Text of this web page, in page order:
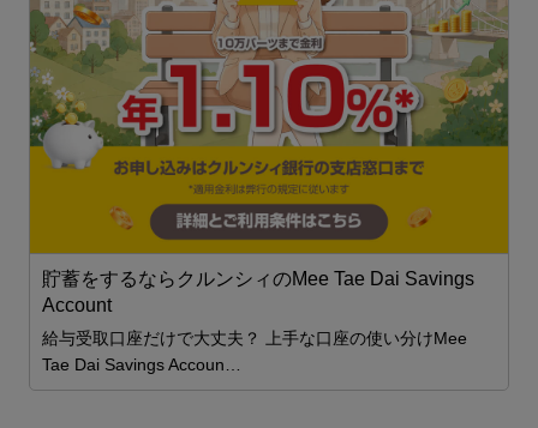
貯蓄をするならクルンシィのMee Tae Dai Savings
Account
給与受取口座だけで大丈夫？ 上手な口座の使い分けMee
Tae Dai Savings Accoun…